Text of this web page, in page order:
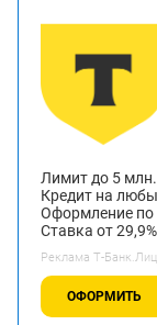
Лимит до 5
Кредит на
Оформление по
Ставка от 29,9%
Реклама Т-
ОФОРМИТЬ